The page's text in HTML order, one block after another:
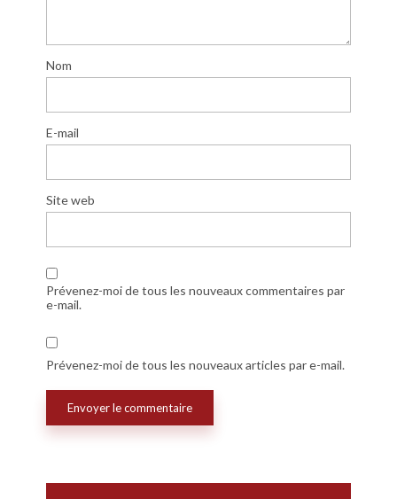
Nom
E-mail
Site web
Prévenez-moi de tous les nouveaux commentaires par
e-mail.
Prévenez-moi de tous les nouveaux articles par e-mail.